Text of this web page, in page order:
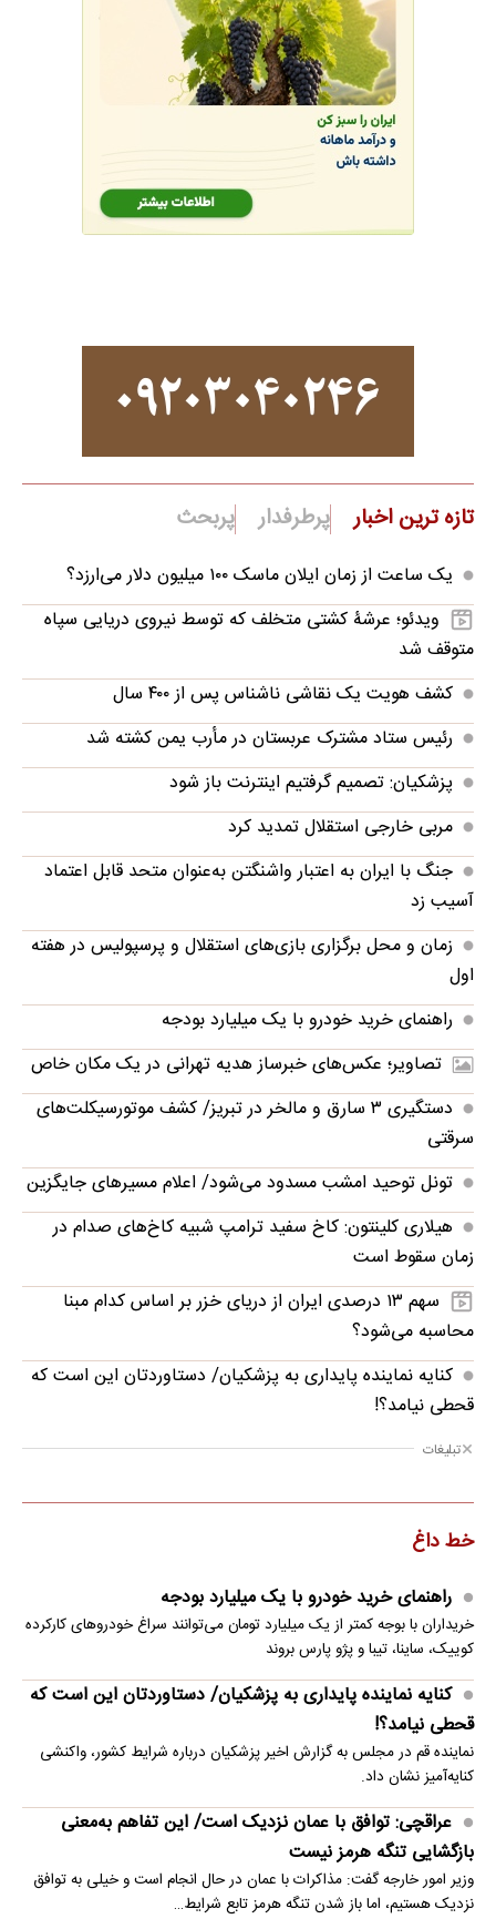
تازه ترین اخبار پرطرفدار پربحث
یک ساعت از زمان ایلان ماسک ۱۰۰ میلیون دلار می‌ارزد؟
ویدئو؛ عرشۀ کشتی متخلف که توسط نیروی دریایی سپاه
متوقف شد
کشف هویت یک نقاشی ناشناس پس از ۴۰۰ سال
رئیس ستاد مشترک عربستان در مأرب یمن کشته شد
پزشکیان: تصمیم گرفتیم اینترنت باز شود
مربی خارجی استقلال تمدید کرد
جنگ با ایران به اعتبار واشنگتن به‌عنوان متحد قابل اعتماد
آسیب زد
زمان و محل برگزاری بازی‌های استقلال و پرسپولیس در هفته
اول
راهنمای خرید خودرو با یک میلیارد بودجه
تصاویر؛ عکس‌های خبرساز هدیه تهرانی در یک مکان خاص
دستگیری ۳ سارق و مالخر در تبریز/ کشف موتورسیکلت‌های
سرقتی
تونل توحید امشب مسدود می‌شود/ اعلام مسیرهای جایگزین
هیلاری کلینتون: کاخ سفید ترامپ شبیه کاخ‌های صدام در
زمان سقوط است
سهم ۱۳ درصدی ایران از دریای خزر بر اساس کدام مبنا
محاسبه می‌شود؟
کنایه نماینده پایداری به پزشکیان/ دستاوردتان این است که
قحطی نیامد؟!
تبلیغات
خط داغ
راهنمای خرید خودرو با یک میلیارد بودجه
خریداران با بوجه کمتر از یک میلیارد تومان می‌توانند سراغ خودروهای کارکرده
کوییک، ساینا، تیبا و پژو پارس بروند
کنایه نماینده پایداری به پزشکیان/ دستاوردتان این است که
قحطی نیامد؟!
نماینده قم در مجلس به گزارش اخیر پزشکیان درباره شرایط کشور، واکنشی
کنایه‌آمیز نشان داد.
عراقچی: توافق با عمان نزدیک است/ این تفاهم به‌معنی
بازگشایی تنگه هرمز نیست
وزیر امور خارجه گفت: مذاکرات با عمان در حال انجام است و خیلی به توافق
نزدیک هستیم، اما باز شدن تنگه هرمز تابع شرایط…